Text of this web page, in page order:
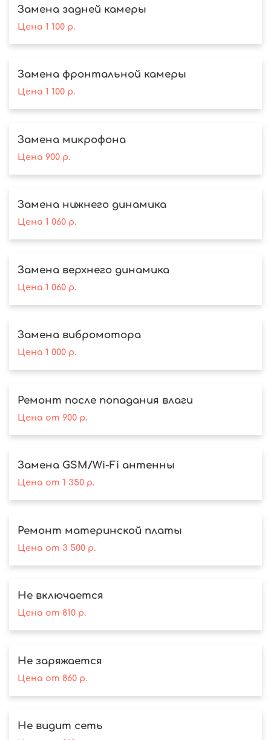
Замена задней камеры
Цена 1 100р.
Замена фронтальной камеры
Цена 1 100р.
Замена микрофона
Цена 900р.
Замена нижнего динамика
Цена 1 060р.
Замена верхнего динамика
Цена 1 060р.
Замена вибромотора
Цена 1 000р.
Ремонт после попадания влаги
Цена от 900р.
Замена GSM/Wi-Fi антенны
Цена от 1 350р.
Ремонт материнской платы
Цена от 3 500р.
Не включается
Цена от 810р.
Не заряжается
Цена от 860р.
Не видит сеть